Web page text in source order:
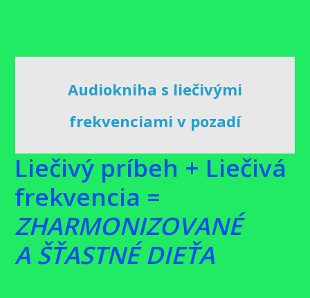
Audiokniha s liečivými
frekvenciami v pozadí
Liečivý príbeh + Liečivá
frekvencia =
ZHARMONIZOVANÉ
A ŠŤASTNÉ DIEŤA